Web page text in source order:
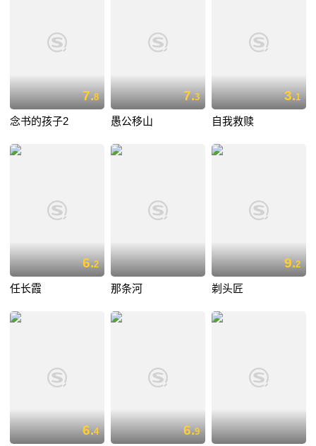
7.8
念书的孩子2
7.3
愚公移山
3.1
自我救赎
6.2
任长霞 那条河
9.2
剃头匠
6.4 6.9